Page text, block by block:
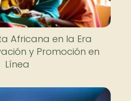
Africana en la Era
y Promoción en
Línea